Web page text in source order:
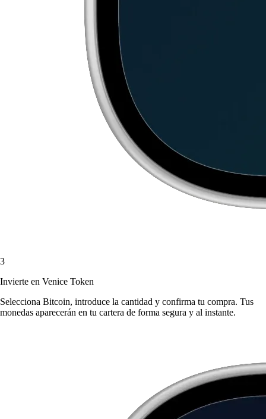
3
Invierte en Venice Token
Selecciona Bitcoin, introduce la cantidad y confirma tu compra. Tus
monedas aparecerán en tu cartera de forma segura y al instante.